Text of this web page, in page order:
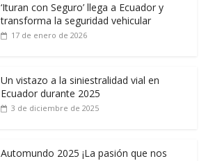
‘Ituran con Seguro’ llega a Ecuador y
transforma la seguridad vehicular
17 de enero de 2026
Un vistazo a la siniestralidad vial en
Ecuador durante 2025
3 de diciembre de 2025
Automundo 2025 ¡La pasión que nos